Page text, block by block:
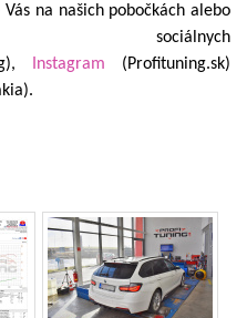
na našich pobočkách alebo
Instagram
(Profituning.sk)